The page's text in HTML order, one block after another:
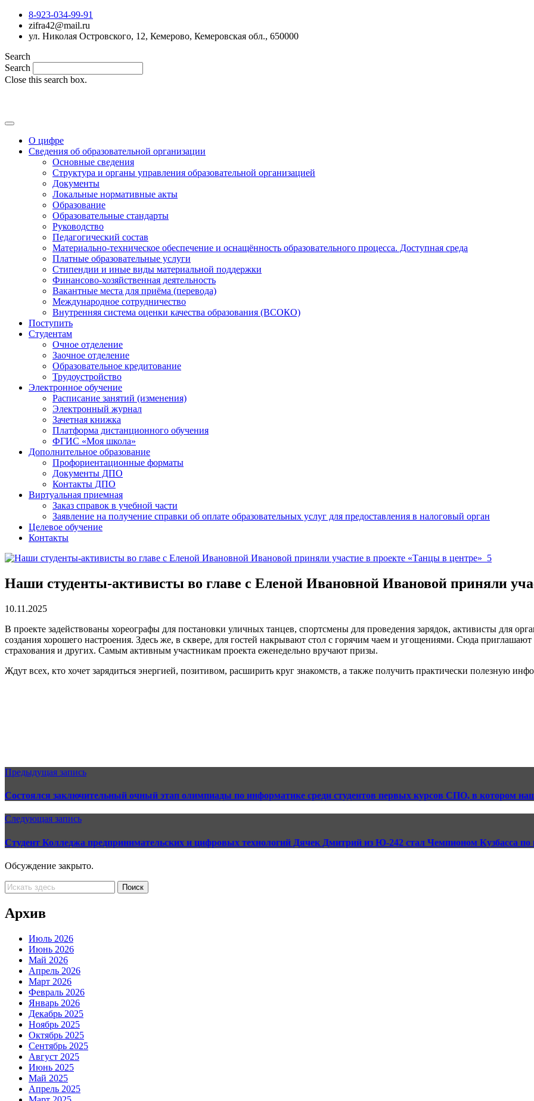
8-923-034-99-91
zifra42@mail.ru
ул. Николая Островского, 12, Кемерово, Кемеровская обл., 650000
Search
Search
Close this search box.
О цифре
Сведения об образовательной организации
Основные сведения
Структура и органы управления образовательной организацией
Документы
Локальные нормативные акты
Образование
Образовательные стандарты
Руководство
Педагогический состав
Материально-техническое обеспечение и оснащённость образовательного процесса. Доступная среда
Платные образовательные услуги
Стипендии и иные виды материальной поддержки
Финансово-хозяйственная деятельность
Вакантные места для приёма (перевода)
Международное сотрудничество
Внутренняя система оценки качества образования (ВСОКО)
Поступить
Студентам
Очное отделение
Заочное отделение
Образовательное кредитование
Трудоустройство
Электронное обучение
Расписание занятий (изменения)
Электронный журнал
Зачетная книжка
Платформа дистанционного обучения
ФГИС «Моя школа»
Дополнительное образование
Профориентационные форматы
Документы ДПО
Контакты ДПО
Виртуальная приемная
Заказ справок в учебной части
Заявление на получение справки об оплате образовательных услуг для предоставления в налоговый орган
Целевое обучение
Контакты
Наши студенты-активисты во главе с Еленой Ивановной Ивановой приняли
10.11.2025
В проекте задействованы хореографы для постановки уличных танцев, спортсмены для проведения зарядок, активисты для
создания хорошего настроения. Здесь же, в сквере, для гостей накрывают стол с горячим чаем и угощениями. Сюда
страхования и других. Самым активным участникам проекта еженедельно вручают призы.
Ждут всех, кто хочет зарядиться энергией, позитивом, расширить круг знакомств, а также получить практически полезную
Предыдущая запись
Состоялся заключительный очный этап олимпиады по информатике среди студентов первых курсов СПО, в котором
Следующая запись
Студент Колледжа предпринимательских и цифровых технологий Дячек Дмитрий из Ю-242 стал Чемпионом Кузбасса по
Обсуждение закрыто.
Архив
Июль 2026
Июнь 2026
Май 2026
Апрель 2026
Март 2026
Февраль 2026
Январь 2026
Декабрь 2025
Ноябрь 2025
Октябрь 2025
Сентябрь 2025
Август 2025
Июнь 2025
Май 2025
Апрель 2025